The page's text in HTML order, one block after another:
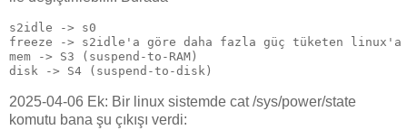
s2idle -> s0
freeze -> s2idle'a göre daha fazla güç tüketen
mem -> S3 (suspend-to-RAM)
disk -> S4 (suspend-to-disk)
2025-04-06 Ek: Bir linux sistemde cat /sys/power/state
komutu bana şu çıkışı verdi: